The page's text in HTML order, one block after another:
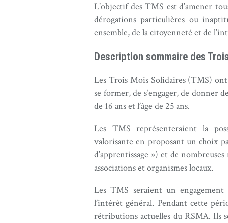
L’objectif des TMS est d’amener
dérogations particulières ou
ensemble, de la citoyenneté et de
Description sommaire des
Les Trois Mois Solidaires (TMS)
se former, de s’engager, de donner
de 16 ans et l’âge de 25 ans.
Les TMS représenteraient la
valorisante en proposant un choix
d’apprentissage ») et de
associations et organismes locaux.
Les TMS seraient un
l’intérêt général. Pendant cette
rétributions actuelles du RSMA. Ils